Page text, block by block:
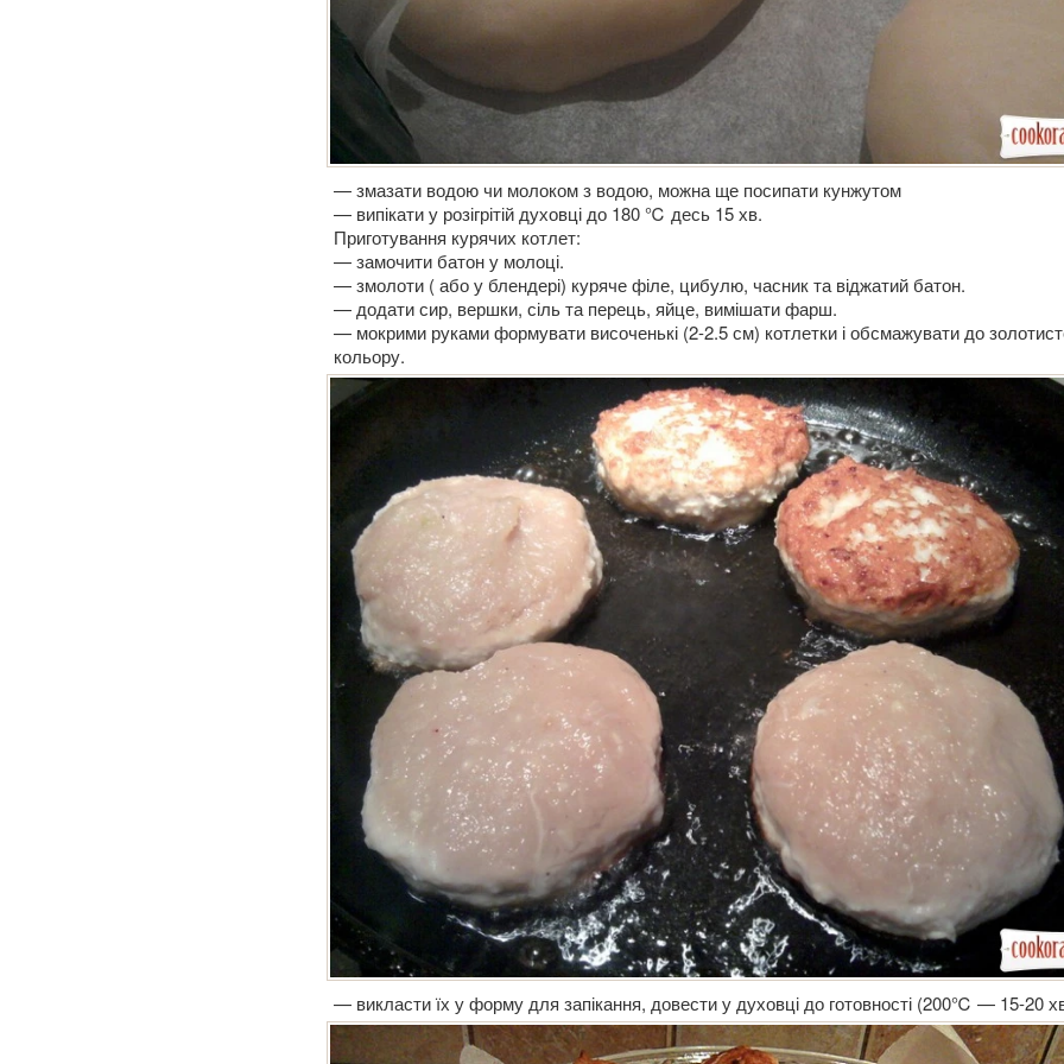
— змазати водою чи молоком з водою, можна ще посипати кунжутом
— випікати у розігрітій духовці до 180 ℃ десь 15 хв.
Приготування курячих котлет:
— замочити батон у молоці.
— змолоти ( або у блендері) куряче філе, цибулю, часник та віджатий батон.
— додати сир, вершки, сіль та перець, яйце, вимішати фарш.
— мокрими руками формувати височенькі (2-2.5 см) котлетки і обсмажувати до
кольору.
— викласти їх у форму для запікання, довести у духовці до готовності (200℃ — 15-20